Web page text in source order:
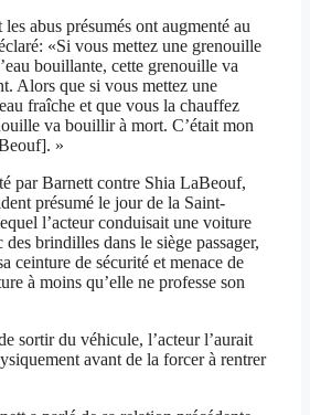
abus présumés ont augmenté au
«Si vous mettez une grenouille
bouillante, cette grenouille va
Alors que si vous mettez une
fraîche et que vous la chauffez
va bouillir à mort. C’était mon
»
par Barnett contre Shia LaBeouf,
présumé le jour de la Saint-
l’acteur conduisait une voiture
brindilles dans le siège passager,
ceinture de sécurité et menace de
à moins qu’elle ne professe son
sortir du véhicule, l’acteur l’aurait
avant de la forcer à rentrer